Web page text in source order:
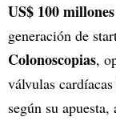
US$ 100 millones
generación de
Colonoscopias,
válvulas
según su